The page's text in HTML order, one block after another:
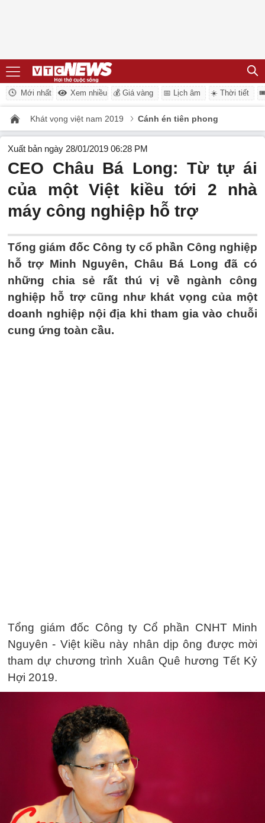
Mới nhất Xem nhiều 💰 Giá vàng 📅 Lịch âm ☀️ Thời tiết
Khát vọng việt nam 2019 Cánh én tiên phong
Xuất bản ngày 28/01/2019 06:28 PM
CEO Châu Bá Long: Từ tự ái
của một Việt kiều tới 2 nhà
máy công nghiệp hỗ trợ
Tổng giám đốc Công ty cổ phần Công nghiệp
hỗ trợ Minh Nguyên, Châu Bá Long đã có
những chia sẻ rất thú vị về ngành công
nghiệp hỗ trợ cũng như khát vọng của một
doanh nghiệp nội địa khi tham gia vào chuỗi
cung ứng toàn cầu.
Tổng giám đốc Công ty Cổ phần CNHT Minh
Nguyên - Việt kiều này nhân dịp ông được mời
tham dự chương trình Xuân Quê hương Tết Kỷ
Hợi 2019.